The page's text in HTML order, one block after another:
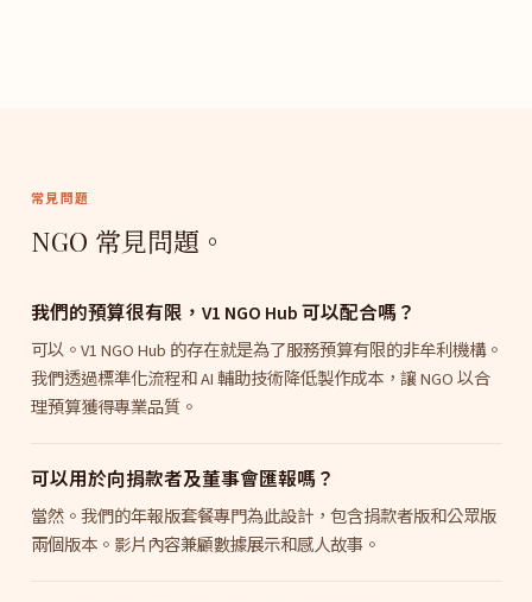
常見問題
NGO 常見問題。
我們的預算很有限，V1 NGO Hub 可以配合嗎？
可以。V1 NGO Hub 的存在就是為了服務預算有限的非牟利機構。
我們透過標準化流程和 AI 輔助技術降低製作成本，讓 NGO 以合
理預算獲得專業品質。
可以用於向捐款者及董事會匯報嗎？
當然。我們的年報版套餐專門為此設計，包含捐款者版和公眾版
兩個版本。影片內容兼顧數據展示和感人故事。